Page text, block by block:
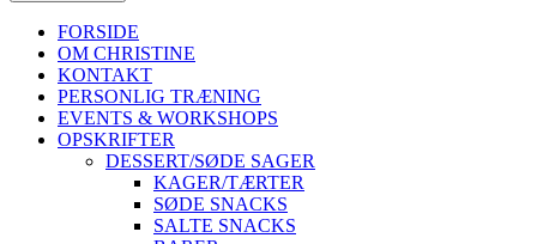
FORSIDE
OM CHRISTINE
KONTAKT
PERSONLIG TRÆNING
EVENTS & WORKSHOPS
OPSKRIFTER
DESSERT/SØDE SAGER
KAGER/TÆRTER
SØDE SNACKS
SALTE SNACKS